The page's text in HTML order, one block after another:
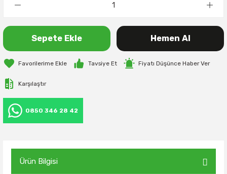
Sepete Ekle Hemen Al
Tavsiye Et Fiyatı Düşünce Haber Ver
Karşılaştır
0850 346 28 42
Ürün Bilgisi